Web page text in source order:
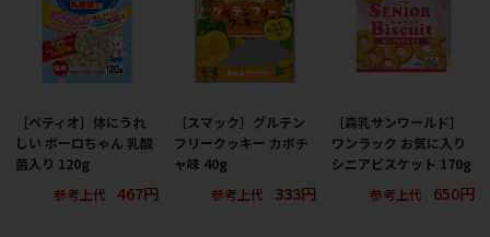
［ペティオ］体にうれ
しい ボーロちゃん 乳酸
菌入り 120g
参考上代
467円
［スマック］グルテン
フリークッキー カボチ
ャ味 40g
参考上代
333円
［森乳サンワールド］
ワンラック お気に入り
シニアビスケット 170g
参考上代
650円